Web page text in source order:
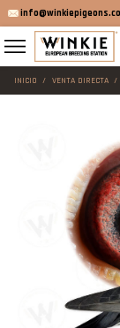
INICIO VENTA DIRECTA